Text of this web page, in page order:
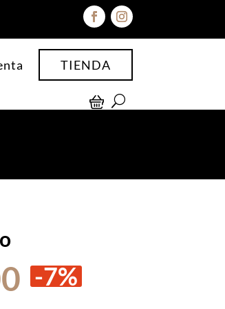
TIENDA
El
precio
-7%